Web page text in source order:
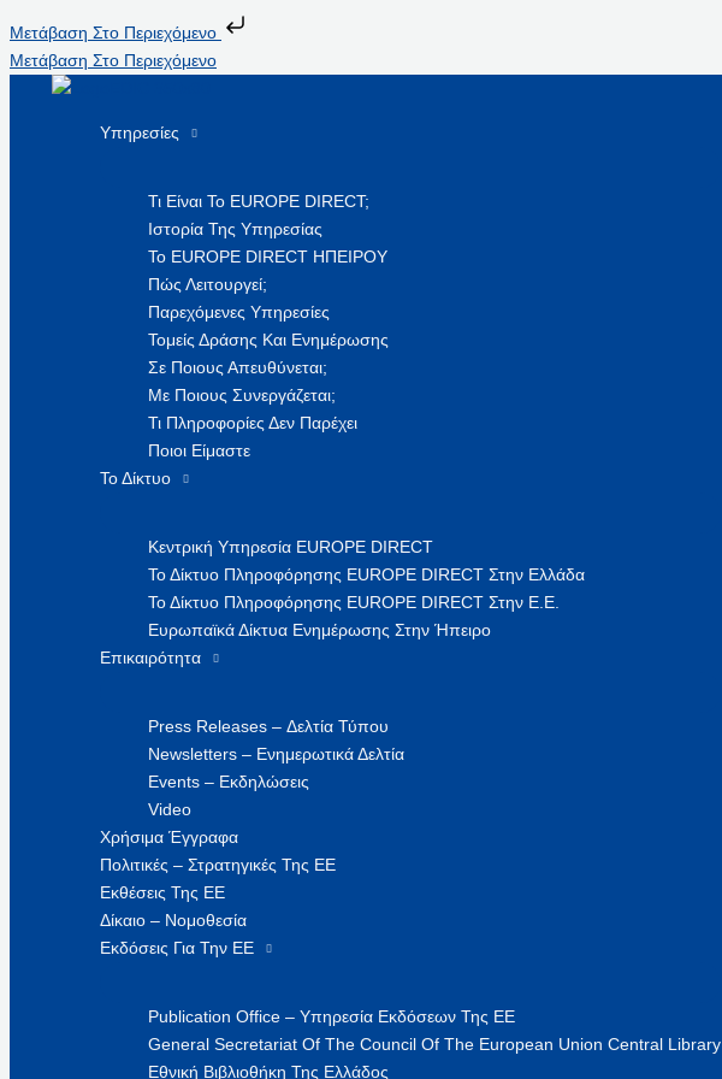
Μετάβαση Στο Περιεχόμενο
Μετάβαση Στο Περιεχόμενο
Υπηρεσίες
Τι Είναι Το EUROPE DIRECT;
Ιστορία Της Υπηρεσίας
Το EUROPE DIRECT ΗΠΕΙΡΟΥ
Πώς Λειτουργεί;
Παρεχόμενες Υπηρεσίες
Τομείς Δράσης Και Ενημέρωσης
Σε Ποιους Απευθύνεται;
Με Ποιους Συνεργάζεται;
Τι Πληροφορίες Δεν Παρέχει
Ποιοι Είμαστε
Το Δίκτυο
Κεντρική Υπηρεσία EUROPE DIRECT
Το Δίκτυο Πληροφόρησης EUROPE DIRECT Στην Ελλάδα
Το Δίκτυο Πληροφόρησης EUROPE DIRECT Στην Ε.Ε.
Ευρωπαϊκά Δίκτυα Ενημέρωσης Στην Ήπειρο
Επικαιρότητα
Press Releases – Δελτία Τύπου
Newsletters – Ενημερωτικά Δελτία
Events – Εκδηλώσεις
Video
Χρήσιμα Έγγραφα
Πολιτικές – Στρατηγικές Της ΕΕ
Εκθέσεις Της ΕΕ
Δίκαιο – Νομοθεσία
Εκδόσεις Για Την ΕΕ
Publication Office – Υπηρεσία Εκδόσεων Της ΕΕ
General Secretariat Of The Council Of The European Union Central Library
Εθνική Βιβλιοθήκη Της Ελλάδος